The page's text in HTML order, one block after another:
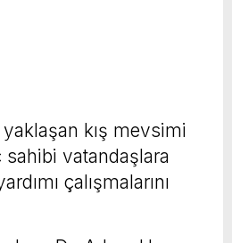
kış mevsimi
vatandaşlara
çalışmalarını